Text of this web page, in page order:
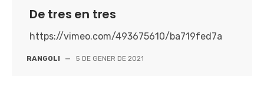
De tres en tres
https://vimeo.com/493675610/ba719fed7a
RANGOLI — 5 DE GENER DE 2021